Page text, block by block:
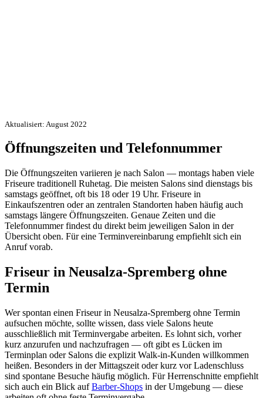
Aktualisiert: August 2022
Öffnungszeiten und Telefonnummer
Die Öffnungszeiten variieren je nach Salon — montags haben viele
Friseure traditionell Ruhetag. Die meisten Salons sind dienstags bis
samstags geöffnet, oft bis 18 oder 19 Uhr. Friseure in
Einkaufszentren oder an zentralen Standorten haben häufig auch
samstags längere Öffnungszeiten. Genaue Zeiten und die
Telefonnummer findest du direkt beim jeweiligen Salon in der
Übersicht oben. Für eine Terminvereinbarung empfiehlt sich ein
Anruf vorab.
Friseur in Neusalza-Spremberg ohne
Termin
Wer spontan einen Friseur in Neusalza-Spremberg ohne Termin
aufsuchen möchte, sollte wissen, dass viele Salons heute
ausschließlich mit Terminvergabe arbeiten. Es lohnt sich, vorher
kurz anzurufen und nachzufragen — oft gibt es Lücken im
Terminplan oder Salons die explizit Walk-in-Kunden willkommen
heißen. Besonders in der Mittagszeit oder kurz vor Ladenschluss
sind spontane Besuche häufig möglich. Für Herrenschnitte empfiehlt
sich auch ein Blick aufBarber-Shops in der Umgebung — diese